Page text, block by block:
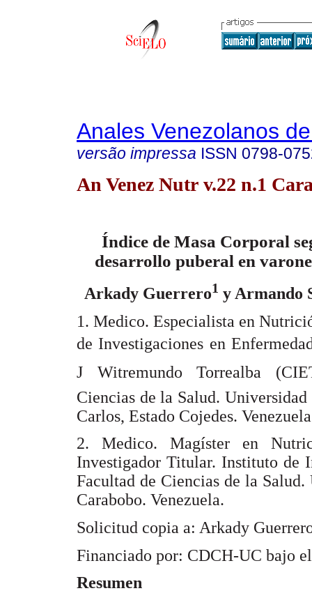
Anales Venezolanos
versão impressa ISSN 0798-
An Venez Nutr v.22 n.1
Índice de Masa Corporal
desarrollo puberal en
Arkady Guerrero1 y Armando
1. Medico. Especialista en
de Investigaciones en
J Witremundo Torrealba
Ciencias de la Salud. Universidad
Carlos, Estado Cojedes.
2. Medico. Magíster en
Investigador Titular. Instituto de
Facultad de Ciencias de la
Carabobo. Venezuela.
Solicitud copia a: Arkady
Financiado por: CDCH-UC bajo
Resumen